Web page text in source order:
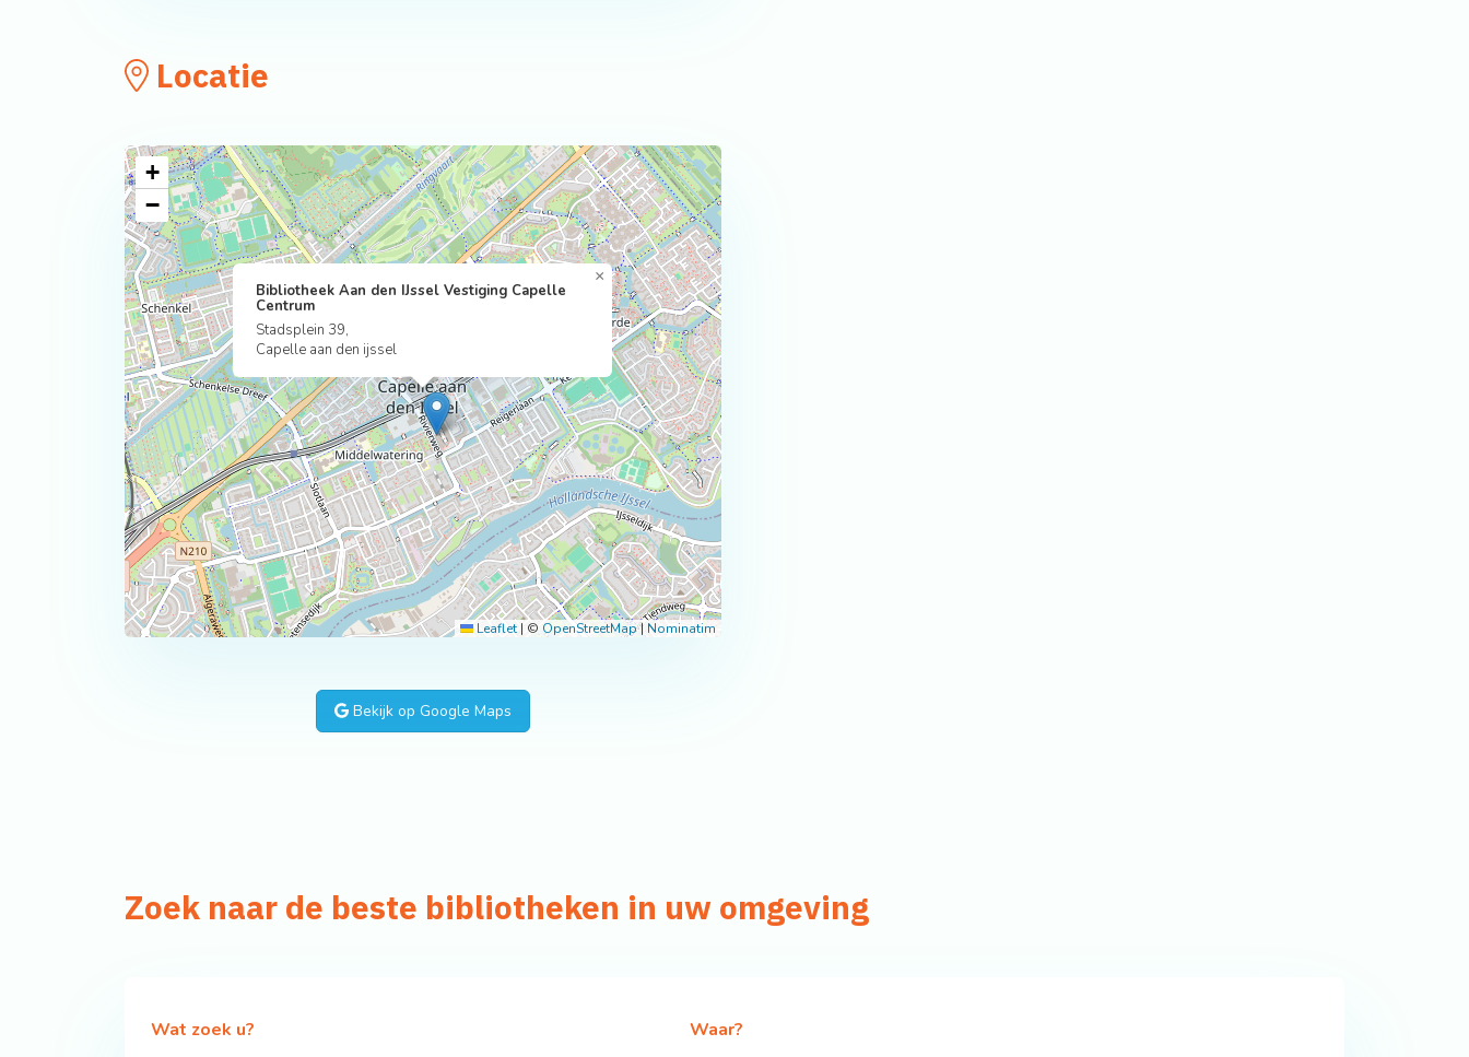
Locatie
Bibliotheek Aan den IJssel Vestiging Capelle
Centrum
Stadsplein 39,
Capelle aan den ijssel
×
+
−
Leaflet | © OpenStreetMap| Nominatim
Bekijk op Google Maps
Zoek naar de beste bibliotheken in uw omgeving
Wat zoek u? Waar?